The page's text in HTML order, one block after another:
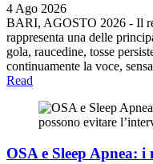
4 Ago 2026
BARI, AGOSTO 2026 - Il
rappresenta una delle
gola, raucedine, tosse
continuamente la voce,
Read
OSA e Sleep Apnea: